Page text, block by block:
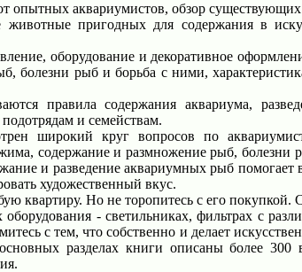
опытных аквариумистов, обзор
пригодных для содержания в
оборудование и декоративное
болезни рыб и борьба с ними,
правила содержания аквариума,
и семействам.
широкий круг вопросов по
содержание и размножение рыб,
и разведение аквариумных рыб помогает
художественный вкус.
квартиру. Но не торопитесь с его покупкой.
- светильниках, фильтрах с
с тем, что собственно и делает
разделах книги описаны более 300